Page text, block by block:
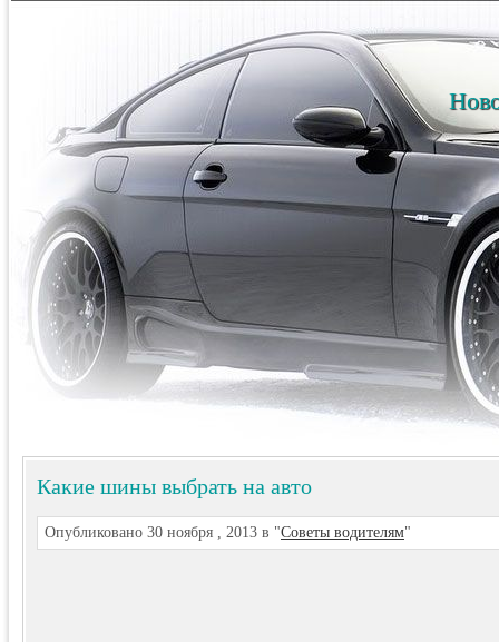
Какие шины выбрать на авто
Опубликовано 30 ноября , 2013 в "Советы водителям"